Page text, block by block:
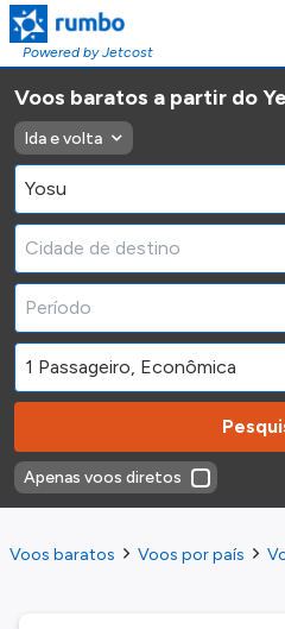
Powered by Jetcost
Voos baratos a partir do
Ida e volta
Apenas voos diretos
Voos baratos Voos por país